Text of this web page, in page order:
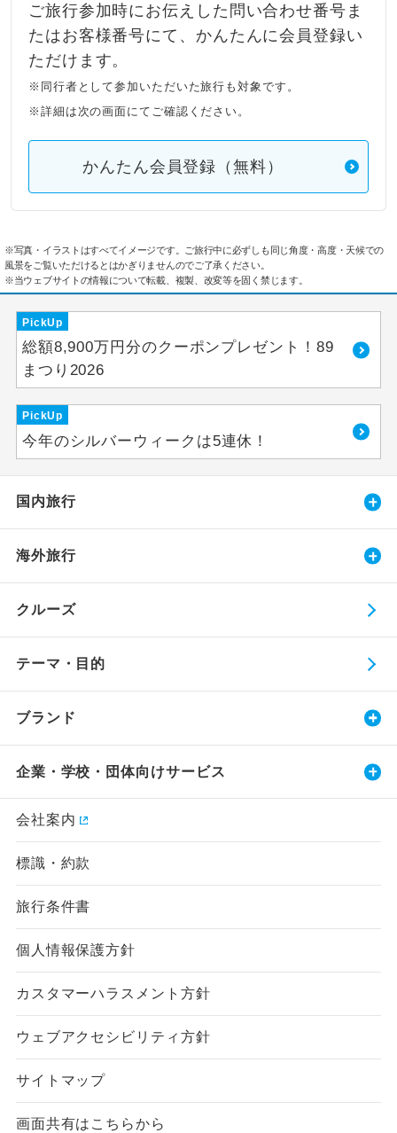
ご旅行参加時にお伝えした問い合わせ番号ま
たはお客様番号にて、かんたんに会員登録い
ただけます。
※同行者として参加いただいた旅行も対象です。
※詳細は次の画面にてご確認ください。
かんたん会員登録（無料）
※写真・イラストはすべてイメージです。ご旅行中に必ずしも同じ角度・高度・天候での
風景をご覧いただけるとはかぎりませんのでご了承ください。
※当ウェブサイトの情報について転載、複製、改変等を固く禁じます。
PickUp
総額8,900万円分のクーポンプレゼント！89
まつり2026
PickUp
今年のシルバーウィークは5連休！
国内旅行
海外旅行
クルーズ
テーマ・目的
ブランド
企業・学校・団体向けサービス
会社案内
標識・約款
旅行条件書
個人情報保護方針
カスタマーハラスメント方針
ウェブアクセシビリティ方針
サイトマップ
画面共有はこちらから